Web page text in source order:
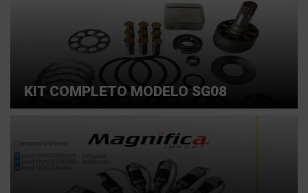
KIT COMPLETO MODELO SG08